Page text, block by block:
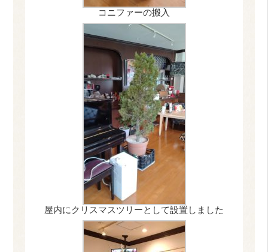
コニファーの搬入
屋内にクリスマスツリーとして設置しました